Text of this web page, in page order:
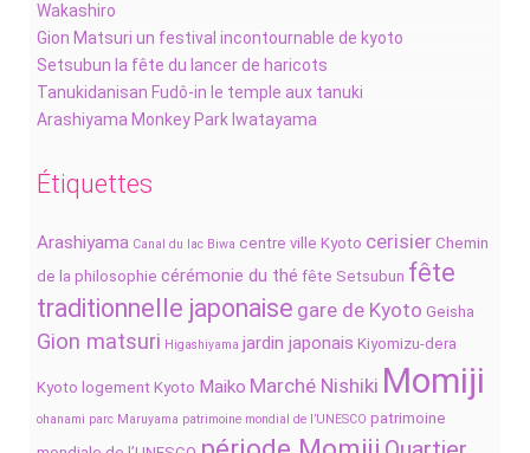
Wakashiro
Gion Matsuri un festival incontournable de kyoto
Setsubun la fête du lancer de haricots
Tanukidanisan Fudô-in le temple aux tanuki
Arashiyama Monkey Park Iwatayama
Étiquettes
Arashiyama Canal du lac Biwa centre ville Kyoto cerisier Chemin
de la philosophie cérémonie du thé fête Setsubun fête
traditionnelle japonaise gare de Kyoto Geisha
Gion matsuri Higashiyama jardin japonais Kiyomizu-dera
Kyoto logement Kyoto Maiko Marché Nishiki Momiji
ohanami parc Maruyama patrimoine mondial de l’UNESCO patrimoine